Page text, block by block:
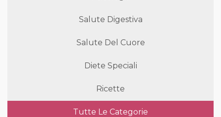
Salute Digestiva
Salute Del Cuore
Diete Speciali
Ricette
Tutte Le Categorie